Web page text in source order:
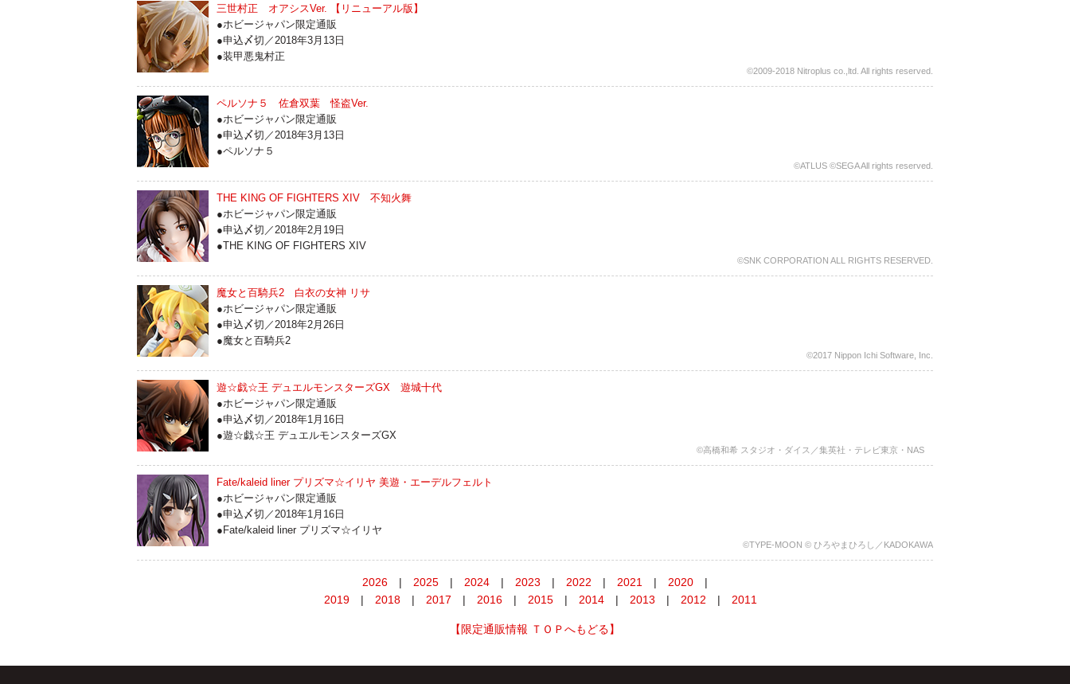
三世村正 オアシスVer. 【リニューアル版】
●ホビージャパン限定通販
●申込〆切／2018年3月13日
●装甲悪鬼村正
©2009-2018 Nitroplus co.,ltd. All rights reserved.
ペルソナ５ 佐倉双葉 怪盗Ver.
●ホビージャパン限定通販
●申込〆切／2018年3月13日
●ペルソナ５
©ATLUS ©SEGA All rights reserved.
THE KING OF FIGHTERS XIV 不知火舞
●ホビージャパン限定通販
●申込〆切／2018年2月19日
●THE KING OF FIGHTERS XIV
©SNK CORPORATION ALL RIGHTS RESERVED.
魔女と百騎兵2 白衣の女神 リサ
●ホビージャパン限定通販
●申込〆切／2018年2月26日
●魔女と百騎兵2
©2017 Nippon Ichi Software, Inc.
遊☆戯☆王 デュエルモンスターズGX 遊城十代
●ホビージャパン限定通販
●申込〆切／2018年1月16日
●遊☆戯☆王 デュエルモンスターズGX
©高橋和希 スタジオ・ダイス／集英社・テレビ東京・NAS
Fate/kaleid liner プリズマ☆イリヤ 美遊・エーデルフェルト
●ホビージャパン限定通販
●申込〆切／2018年1月16日
●Fate/kaleid liner プリズマ☆イリヤ
©TYPE-MOON © ひろやまひろし／KADOKAWA
2026 | 2025 | 2024 | 2023 | 2022 | 2021 | 2020 |
2019 | 2018 | 2017 | 2016 | 2015 | 2014 | 2013 | 2012 | 2011
【限定通販情報 ＴＯＰへもどる】